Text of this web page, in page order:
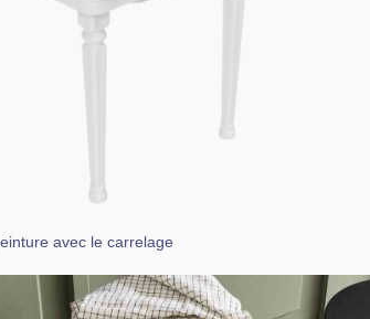
avec le carrelage